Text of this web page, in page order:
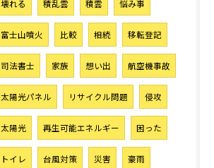
壊れる 積乱雲 積雲 悩み事
富士山噴火 比較 相続 移転登記
司法書士 家族 想い出 航空機事故
太陽光パネル リサイクル問題 侵攻
太陽光 再生可能エネルギー 困った
トイレ 台風対策 災害 豪雨